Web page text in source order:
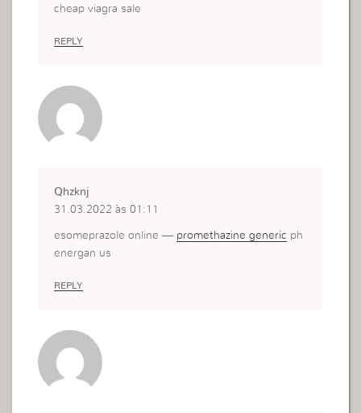
cheap viagra sale
REPLY
Qhzknj
31.03.2022 às 01:11
esomeprazole online — promethazine generic ph
energan us
REPLY